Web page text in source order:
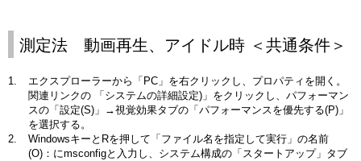
測定法 動画再生、アイドル時 ＜共通条件＞
エクスプローラーから「PC」を右クリックし、プロパティを開く。
関連リンクの 「システムの詳細設定)」をクリックし、パフォーマン
スの「設定(S)」→視覚効果タブの「パフォーマンスを優先する(P)」
を選択する。
WindowsキーとRを押して「ファイル名を指定して実行」の名前
(O)：にmsconfigと入力し、システム構成の「スタートアップ」タブ